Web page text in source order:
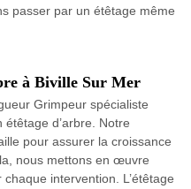
passer par un étêtage même
à Biville Sur Mer
Grimpeur spécialiste
étêtage d’arbre. Notre
pour assurer la croissance
nous mettons en œuvre
intervention. L’étêtage